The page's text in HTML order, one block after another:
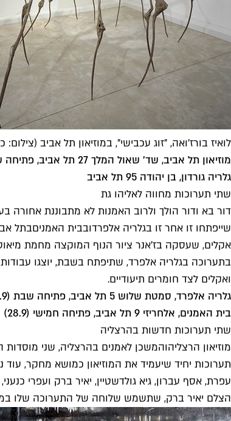
לואיז בורז'ואה, "זוג עכבישי", במוזיאון תל אביב
מוזיאון תל אביב, שד' שאול המלך 27 תל אביב, פתיחה שישי (8.9)
גלריה גורדון, בן יהודה 95 תל אביב
שתי תערוכות מחווה לאליהו גת
שייפתחו זו אחר זו בגלריה אלפרדובבית האמנים
אקלים, שעסקה בז'אנר ציור הנוף המוקצה מחמת מיאוס.
בתערוכה בגלריה אלפרד, שתיפתח בשבת, יוצגו
ואקלים לצד חומרים תיעודיים.
גלריה אלפרד, סמטת שלוש 5 תל אביב, פתיחה שבת (9.9)
בית האמנים, אלחריזי 9 תל אביב, פתיחה חמישי (28.9)
שתי תערוכות חדשות בהרצליה
מוזיאון הרצליהוהמשכן לאמנים בהרצליה, שני
תערוכות יחיד שיעמיד את המוזיאון כמושא מחקר, עוד
עפרת, אסף עברון, גיא גולדשטיין, יאיר ברק ועפרי
הצלם יאיר ברק, שתשמש שלוחה של התערוכה שלו